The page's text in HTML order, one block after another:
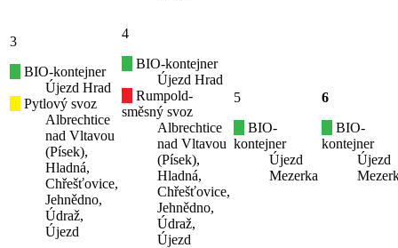
3
BIO-kontejner
Újezd Hrad
Pytlový svoz
Albrechtice
nad Vltavou
(Písek),
Hladná,
Chřešťovice,
Jehnědno,
Údraž,
Újezd
4
BIO-kontejner
Újezd Hrad
Rumpold-
směsný svoz
Albrechtice
nad Vltavou
(Písek),
Hladná,
Chřešťovice,
Jehnědno,
Údraž,
Újezd
5
BIO-
kontejner
Újezd
Mezerka
6
BIO-
kontejner
Újezd